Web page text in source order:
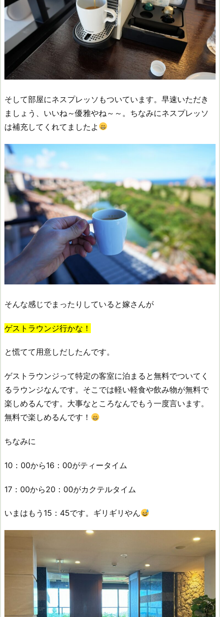
そして部屋にネスプレッソもついています。早速いただき
ましょう、いいね～優雅やね～～。ちなみにネスプレッソ
は補充してくれてましたよ
そんな感じでまったりしていると嫁さんが
ゲストラウンジ行かな！
と慌てて用意しだしたんです。
ゲストラウンジって特定の客室に泊まると無料でついてく
るラウンジなんです。そこでは軽い軽食や飲み物が無料で
楽しめるんです。大事なところなんでもう一度言います。
無料で楽しめるんです！
ちなみに
10：00から16：00がティータイム
17：00から20：00がカクテルタイム
いまはもう15：45です。ギリギリやん